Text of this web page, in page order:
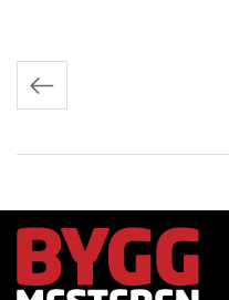
Innleggnavigasjon